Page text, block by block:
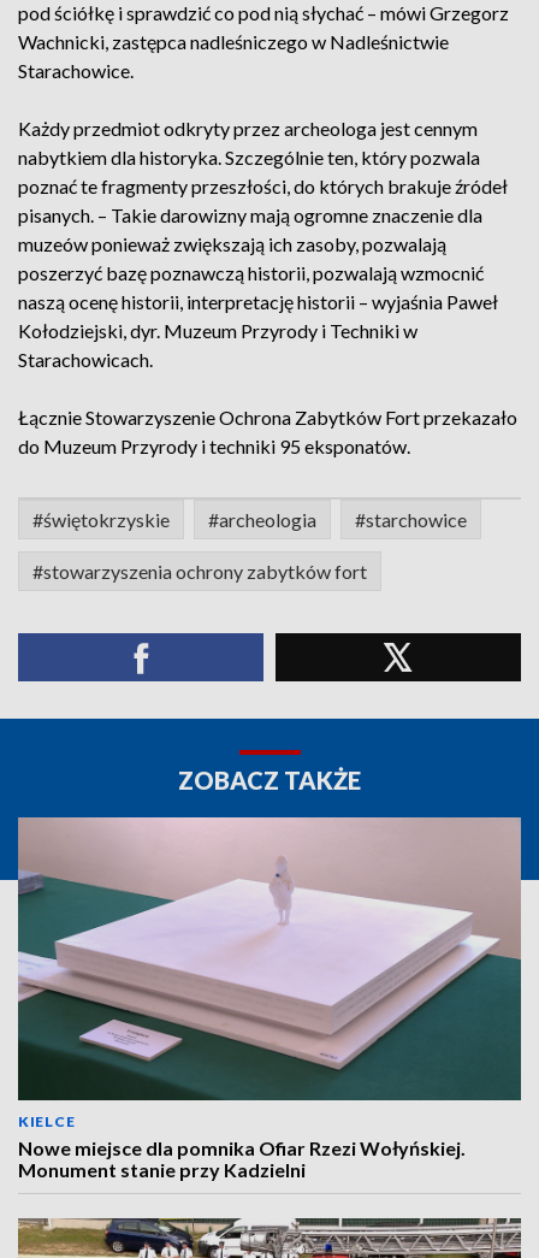
pod ściółkę i sprawdzić co pod nią słychać – mówi Grzegorz
Wachnicki, zastępca nadleśniczego w Nadleśnictwie
Starachowice.
Każdy przedmiot odkryty przez archeologa jest cennym
nabytkiem dla historyka. Szczególnie ten, który pozwala
poznać te fragmenty przeszłości, do których brakuje źródeł
pisanych. – Takie darowizny mają ogromne znaczenie dla
muzeów ponieważ zwiększają ich zasoby, pozwalają
poszerzyć bazę poznawczą historii, pozwalają wzmocnić
naszą ocenę historii, interpretację historii – wyjaśnia Paweł
Kołodziejski, dyr. Muzeum Przyrody i Techniki w
Starachowicach.
Łącznie Stowarzyszenie Ochrona Zabytków Fort przekazało
do Muzeum Przyrody i techniki 95 eksponatów.
#świętokrzyskie #archeologia #starchowice
#stowarzyszenia ochrony zabytków fort
ZOBACZ TAKŻE
KIELCE
Nowe miejsce dla pomnika Ofiar Rzezi Wołyńskiej.
Monument stanie przy Kadzielni